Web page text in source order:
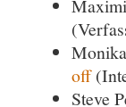
off
Steve